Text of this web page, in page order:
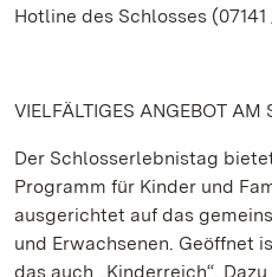
Hotline des Schlosses
VIELFÄLTIGES ANGEBOT AM
Der Schlosserlebnistag
Programm für Kinder und
ausgerichtet auf das
und Erwachsenen. Geöffnet
das auch „Kinderreich“.